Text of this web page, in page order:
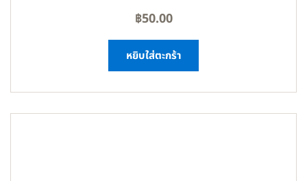
฿50.00
หยิบใส่ตะกร้า